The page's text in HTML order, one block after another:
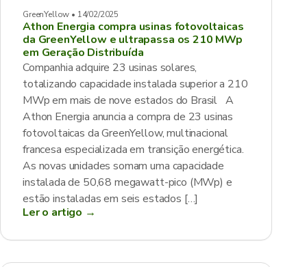
GreenYellow • 14/02/2025
Athon Energia compra usinas fotovoltaicas
da GreenYellow e ultrapassa os 210 MWp
em Geração Distribuída
Companhia adquire 23 usinas solares,
totalizando capacidade instalada superior a 210
MWp em mais de nove estados do Brasil A
Athon Energia anuncia a compra de 23 usinas
fotovoltaicas da GreenYellow, multinacional
francesa especializada em transição energética.
As novas unidades somam uma capacidade
instalada de 50,68 megawatt-pico (MWp) e
estão instaladas em seis estados […]
Ler o artigo →